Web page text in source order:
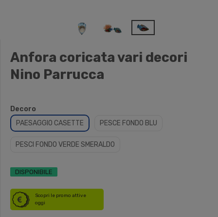
Anfora coricata vari decori
Nino Parrucca
Decoro
PAESAGGIO CASETTE
PESCE FONDO BLU
PESCI FONDO VERDE SMERALDO
DISPONIBILE
Scopri le promo attive
oggi